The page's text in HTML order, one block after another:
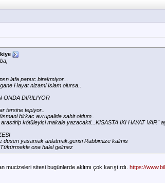
lafa papuc birakmiyor...
Hayat nizami Islam olursa..
ONDA DIRILIYOR
tersine tepiyor..
birkac avrupalida sahit oldum..
kötüleyici makale yazacakti...KISASTA IKI HAYAT VAR"
düsen yasamak anlatmak.gerisi Rabbimize kalmis
ona halel gelmez
mucizeleri sitesi bugünlerde aklımı çok karıştırdı. https://